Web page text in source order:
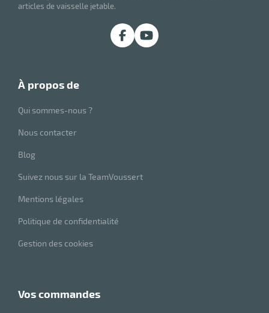
articles de vaisselle jetable.
à propos de
Qui sommes-nous ?
Nous contacter
Blog
Suivez nous sur la TeamVoussert
Mentions légales
Politique de confidentialité
Gestion des cookies
vos commandes